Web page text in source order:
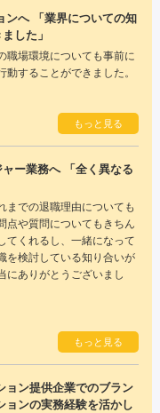
ンへ 「業界についての知
した」
職場環境についても事前に
することができました。
もっと見る
ー業務へ 「全く異なる
までの退職理由についても
点や質問についてもきちん
てくれるし、一緒になって
を検討している知り合いが
にありがとうございまし
もっと見る
ョン提供企業でのブラン
ョンの実務経験を活かし